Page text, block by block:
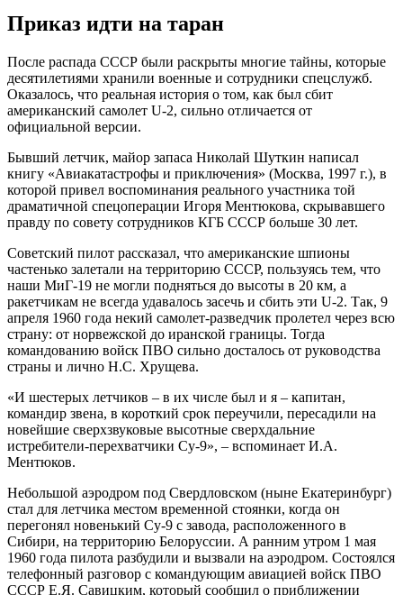
Приказ идти на таран
После распада СССР были раскрыты многие тайны, которые
десятилетиями хранили военные и сотрудники спецслужб.
Оказалось, что реальная история о том, как был сбит
американский самолет U-2, сильно отличается от
официальной версии.
Бывший летчик, майор запаса Николай Шуткин написал
книгу «Авиакатастрофы и приключения» (Москва, 1997 г.), в
которой привел воспоминания реального участника той
драматичной спецоперации Игоря Ментюкова, скрывавшего
правду по совету сотрудников КГБ СССР больше 30 лет.
Советский пилот рассказал, что американские шпионы
частенько залетали на территорию СССР, пользуясь тем, что
наши МиГ-19 не могли подняться до высоты в 20 км, а
ракетчикам не всегда удавалось засечь и сбить эти U-2. Так, 9
апреля 1960 года некий самолет-разведчик пролетел через всю
страну: от норвежской до иранской границы. Тогда
командованию войск ПВО сильно досталось от руководства
страны и лично Н.С. Хрущева.
«И шестерых летчиков – в их числе был и я – капитан,
командир звена, в короткий срок переучили, пересадили на
новейшие сверхзвуковые высотные сверхдальние
истребители-перехватчики Су-9», – вспоминает И.А.
Ментюков.
Небольшой аэродром под Свердловском (ныне Екатеринбург)
стал для летчика местом временной стоянки, когда он
перегонял новенький Су-9 с завода, расположенного в
Сибири, на территорию Белоруссии. А ранним утром 1 мая
1960 года пилота разбудили и вызвали на аэродром. Состоялся
телефонный разговор с командующим авиацией войск ПВО
СССР Е.Я. Савицким, который сообщил о приближении